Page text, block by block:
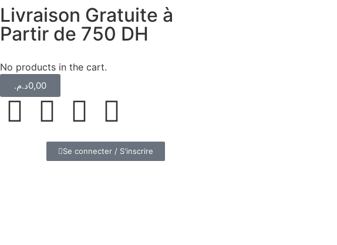
Livraison Gratuite à
Partir de 750 DH
No products in the cart.
0,00د.م.
Se connecter / S'inscrire